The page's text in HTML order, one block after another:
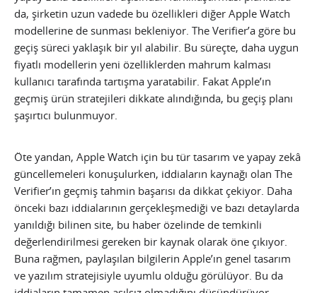
da, şirketin uzun vadede bu özellikleri diğer Apple Watch
modellerine de sunması bekleniyor. The Verifier’a göre bu
geçiş süreci yaklaşık bir yıl alabilir. Bu süreçte, daha uygun
fiyatlı modellerin yeni özelliklerden mahrum kalması
kullanıcı tarafında tartışma yaratabilir. Fakat Apple’ın
geçmiş ürün stratejileri dikkate alındığında, bu geçiş planı
şaşırtıcı bulunmuyor.
Öte yandan, Apple Watch için bu tür tasarım ve yapay zekâ
güncellemeleri konuşulurken, iddiaların kaynağı olan The
Verifier’ın geçmiş tahmin başarısı da dikkat çekiyor. Daha
önceki bazı iddialarının gerçekleşmediği ve bazı detaylarda
yanıldığı bilinen site, bu haber özelinde de temkinli
değerlendirilmesi gereken bir kaynak olarak öne çıkıyor.
Buna rağmen, paylaşılan bilgilerin Apple’ın genel tasarım
ve yazılım stratejisiyle uyumlu olduğu görülüyor. Bu da